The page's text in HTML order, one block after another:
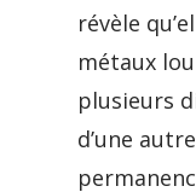
révèle
métaux
plusieurs
d’une